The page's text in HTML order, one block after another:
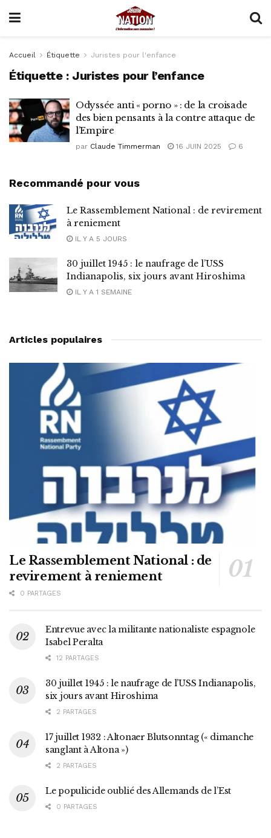
Accueil Étiquette Juristes pour l'enfance
Étiquette : Juristes pour l’enfance
Odyssée anti « porno » : de la croisade
des bien pensants à la contre attaque de
l’Empire
par Claude Timmerman 16 JUIN 2025 6
Recommandé pour vous
Le Rassemblement National : de revirement
à reniement
IL Y A 5 JOURS
30 juillet 1945 : le naufrage de l’USS
Indianapolis, six jours avant Hiroshima
IL Y A 1 SEMAINE
Articles populaires
Le Rassemblement National : de
revirement à reniement
0 PARTAGES
Entrevue avec la militante nationaliste espagnole
Isabel Peralta
12 PARTAGES
30 juillet 1945 : le naufrage de l’USS Indianapolis,
six jours avant Hiroshima
2 PARTAGES
17 juillet 1932 : Altonaer Blutsonntag (« dimanche
sanglant à Altona »)
2 PARTAGES
Le populicide oublié des Allemands de l’Est
0 PARTAGES